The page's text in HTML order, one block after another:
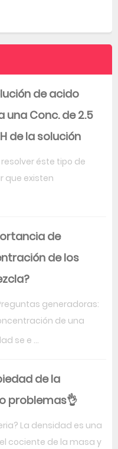
de acido
una Conc. de 2.5
de la solución
éste tipo de
que existen
de
de los
generadoras:
de una
se e ...
de la
problemas👌
La densidad es una
cociente de la masa y